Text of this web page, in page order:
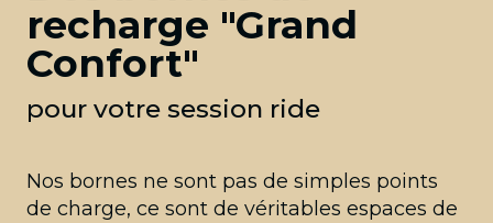
recharge "Grand
Confort"
pour votre session ride
Nos bornes ne sont pas de simples points
de charge, ce sont de véritables espaces de